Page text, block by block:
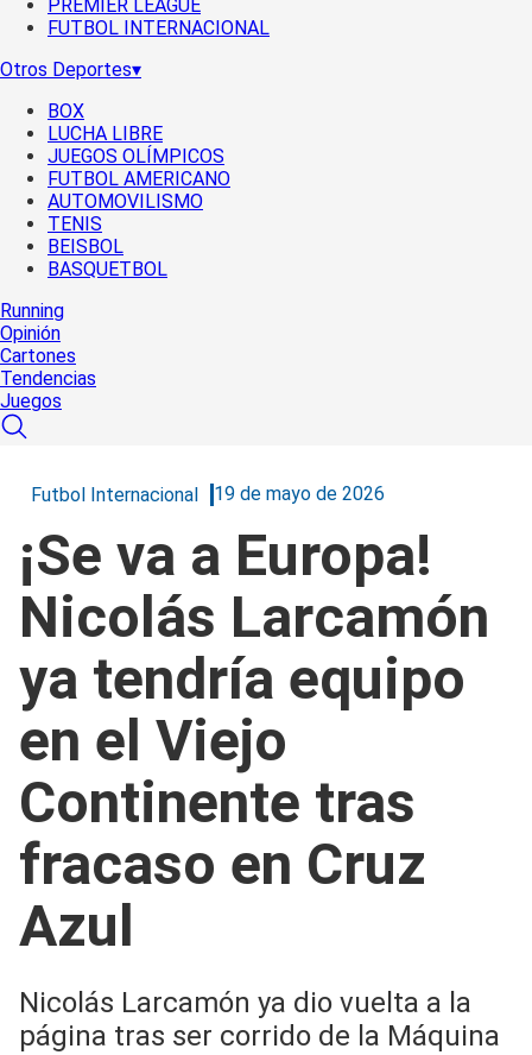
PREMIER LEAGUE
FUTBOL INTERNACIONAL
Otros Deportes▾
BOX
LUCHA LIBRE
JUEGOS OLÍMPICOS
FUTBOL AMERICANO
AUTOMOVILISMO
TENIS
BEISBOL
BASQUETBOL
Running
Opinión
Cartones
Tendencias
Juegos
Futbol Internacional 19 de mayo de 2026
¡Se va a Europa!
Nicolás Larcamón
ya tendría equipo
en el Viejo
Continente tras
fracaso en Cruz
Azul
Nicolás Larcamón ya dio vuelta a la
página tras ser corrido de la Máquina